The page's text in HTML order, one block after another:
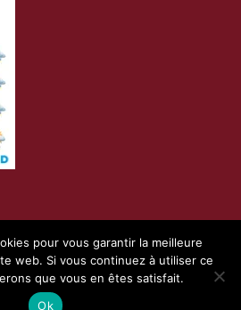
de Conflent
| Création
Mentions Légales
pour vous garantir la meilleure
web. Si vous continuez à utiliser ce
que vous en êtes satisfait.
Ok